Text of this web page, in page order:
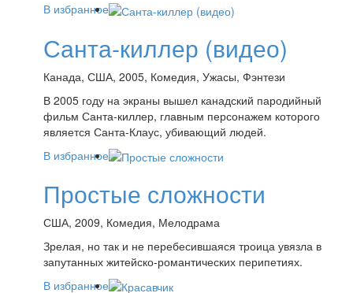
В избранное
Санта-киллер (видео)
Канада, США, 2005, Комедия, Ужасы, Фэнтези
В 2005 году на экраны вышел канадский пародийный
фильм Санта-киллер, главным персонажем которого
является Санта-Клаус, убивающий людей.
В избранное
Простые сложности
США, 2009, Комедия, Мелодрама
Зрелая, но так и не перебесившаяся троица увязла в
запутанных житейско-романтических перипетиях.
В избранное